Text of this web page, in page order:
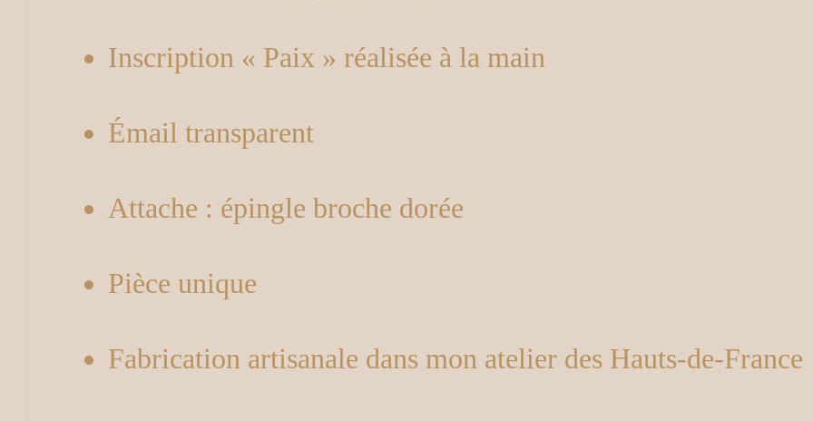
Inscription « Paix » réalisée à la main
Émail transparent
Attache : épingle broche dorée
Pièce unique
Fabrication artisanale dans mon atelier des Hauts-de-France